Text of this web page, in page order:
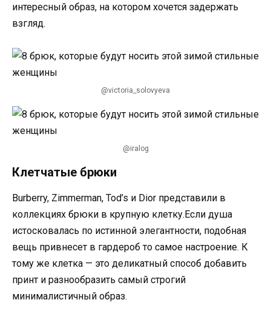
интересный образ, на котором хочется задержать
взгляд.
@victoria_solovyeva
@iralog
Клетчатые брюки
Burberry, Zimmerman, Tod’s и Dior представили в
коллекциях брюки в крупную клетку.Если душа
истосковалась по истинной элегантности, подобная
вещь привнесет в гардероб то самое настроение. К
тому же клетка — это деликатный способ добавить
принт и разнообразить самый строгий
минималистичный образ.